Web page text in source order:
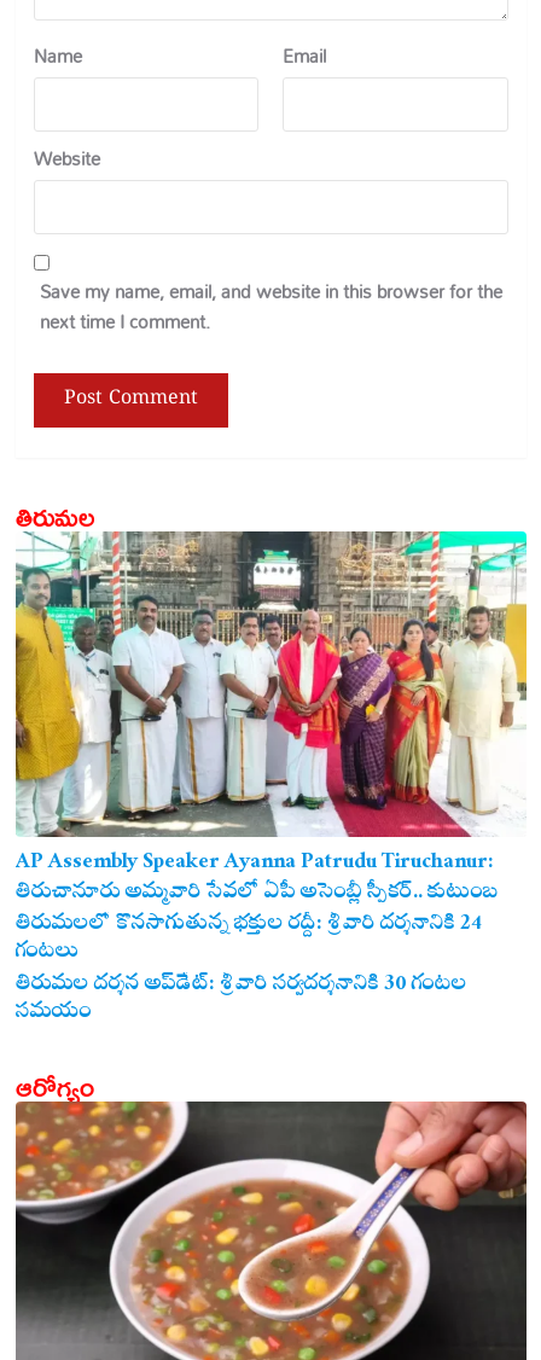
Name Email
Website
Save my name, email, and website in this browser for the
next time I comment.
తిరుమల
AP Assembly Speaker Ayanna Patrudu Tiruchanur:
తిరుచానూరు అమ్మవారి సేవలో ఏపీ అసెంబ్లీ స్పీకర్.. కుటుంబ
సమేతంగా దర్శించుకున్న అయ్యన్నపాత్రుడు!
తిరుమలలో కొనసాగుతున్న భక్తుల రద్దీ: శ్రీవారి దర్శనానికి 24
గంటలు
తిరుమల దర్శన అప్‌డేట్: శ్రీవారి సర్వదర్శనానికి 30 గంటల
సమయం
ఆరోగ్యం